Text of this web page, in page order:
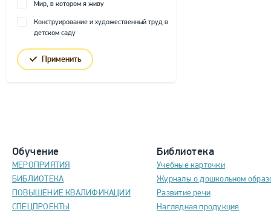
Мир, в котором я живу
Конструирование и художественный труд в
детском саду
Применить
Обучение
МЕРОПРИЯТИЯ
БИБЛИОТЕКА
ПОВЫШЕНИЕ КВАЛИФИКАЦИИ
СПЕЦПРОЕКТЫ
Библиотека
Учебные карточки
Журналы о дошкольном
Развитие речи
Наглядная продукция